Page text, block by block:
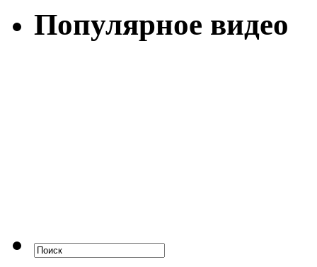
Популярное видео